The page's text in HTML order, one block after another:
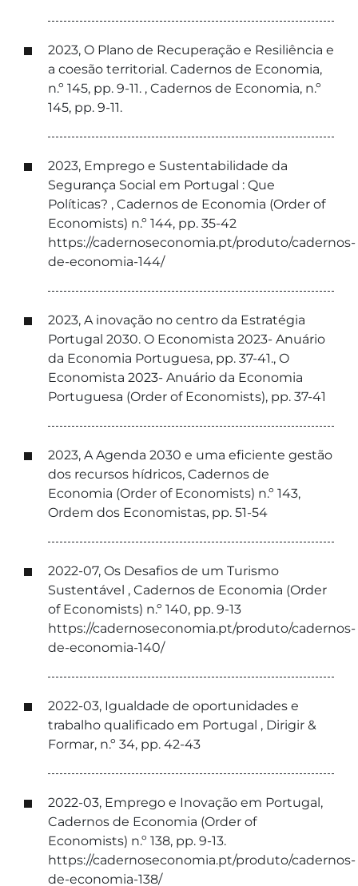
2023, O Plano de Recuperação e Resiliência e
a coesão territorial. Cadernos de Economia,
n.º 145, pp. 9-11. , Cadernos de Economia, n.º
145, pp. 9-11.
2023, Emprego e Sustentabilidade da
Segurança Social em Portugal : Que
Políticas? , Cadernos de Economia (Order of
Economists) n.º 144, pp. 35-42
https://cadernoseconomia.pt/produto/cadernos-
de-economia-144/
2023, A inovação no centro da Estratégia
Portugal 2030. O Economista 2023- Anuário
da Economia Portuguesa, pp. 37-41., O
Economista 2023- Anuário da Economia
Portuguesa (Order of Economists), pp. 37-41
2023, A Agenda 2030 e uma eficiente gestão
dos recursos hídricos, Cadernos de
Economia (Order of Economists) n.º 143,
Ordem dos Economistas, pp. 51-54
2022-07, Os Desafios de um Turismo
Sustentável , Cadernos de Economia (Order
of Economists) n.º 140, pp. 9-13
https://cadernoseconomia.pt/produto/cadernos-
de-economia-140/
2022-03, Igualdade de oportunidades e
trabalho qualificado em Portugal , Dirigir &
Formar, n.º 34, pp. 42-43
2022-03, Emprego e Inovação em Portugal,
Cadernos de Economia (Order of
Economists) n.º 138, pp. 9-13.
https://cadernoseconomia.pt/produto/cadernos-
de-economia-138/